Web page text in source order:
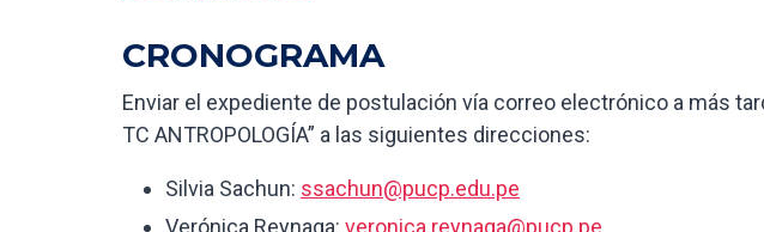
CRONOGRAMA
Enviar el expediente de postulación vía correo electrónico a más
TC ANTROPOLOGÍA” a las siguientes direcciones:
Silvia Sachun: ssachun@pucp.edu.pe
Verónica Reynaga: veronica.reynaga@pucp.pe